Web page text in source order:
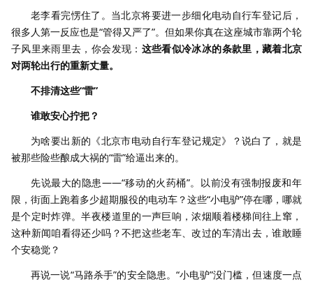
老李看完愣住了。当北京将要进一步细化电动自行车登记后，
很多人第一反应也是“管得又严了”。但如果你真在这座城市靠两个轮
子风里来雨里去，你会发现： 这些看似冷冰冰的条款里，藏着北京
对两轮出行的重新丈量。
不排清这些“雷”
谁敢安心拧把？
为啥要出新的《北京市电动自行车登记规定》？说白了，就是
被那些险些酿成大祸的“雷”给逼出来的。
先说最大的隐患——“移动的火药桶”。以前没有强制报废和年
限，街面上跑着多少超期服役的电动车？这些“小电驴”停在哪，哪就
是个定时炸弹。半夜楼道里的一声巨响，浓烟顺着楼梯间往上窜，
这种新闻咱看得还少吗？不把这些老车、改过的车清出去，谁敢睡
个安稳觉？
再说一说“马路杀手”的安全隐患。“小电驴”没门槛，但速度一点